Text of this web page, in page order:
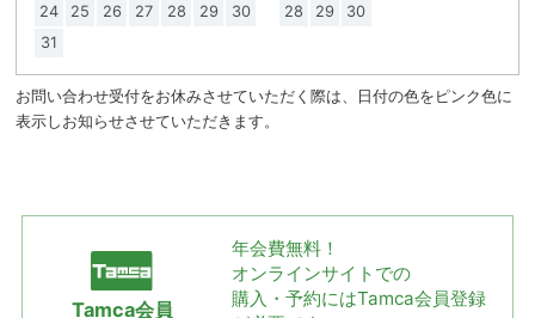
24
25 26 27 28 29
30
31
28
29 30
お問い合わせ受付をお休みさせていただく際は、日付の色をピンク色に
表示しお知らせさせていただきます。
Tamca会員
年会費無料！
オンラインサイトでの
購入・予約にはTamca会員登録